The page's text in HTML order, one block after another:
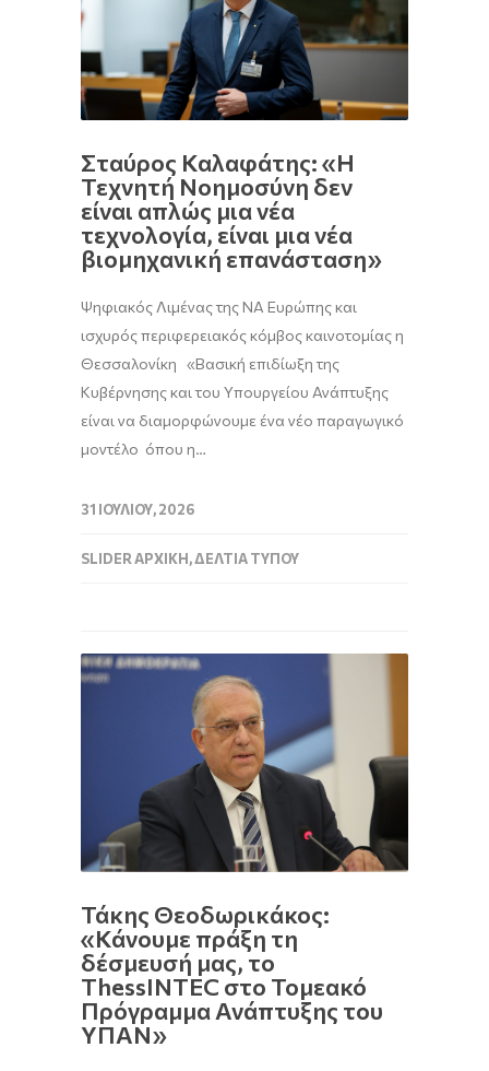
Σταύρος Καλαφάτης: «Η
Τεχνητή Νοημοσύνη δεν
είναι απλώς μια νέα
τεχνολογία, είναι μια νέα
βιομηχανική επανάσταση»
Ψηφιακός Λιμένας της ΝΑ Ευρώπης και
ισχυρός περιφερειακός κόμβος καινοτομίας η
Θεσσαλονίκη «Βασική επιδίωξη της
Κυβέρνησης και του Υπουργείου Ανάπτυξης
είναι να διαμορφώνουμε ένα νέο παραγωγικό
μοντέλο όπου η…
31 ΙΟΥΛΊΟΥ, 2026
SLIDER ΑΡΧΙΚΉ,ΔΕΛΤΊΑ ΤΎΠΟΥ
Τάκης Θεοδωρικάκος:
«Κάνουμε πράξη τη
δέσμευσή μας, το
ThessINTEC στο Τομεακό
Πρόγραμμα Ανάπτυξης του
ΥΠΑΝ»